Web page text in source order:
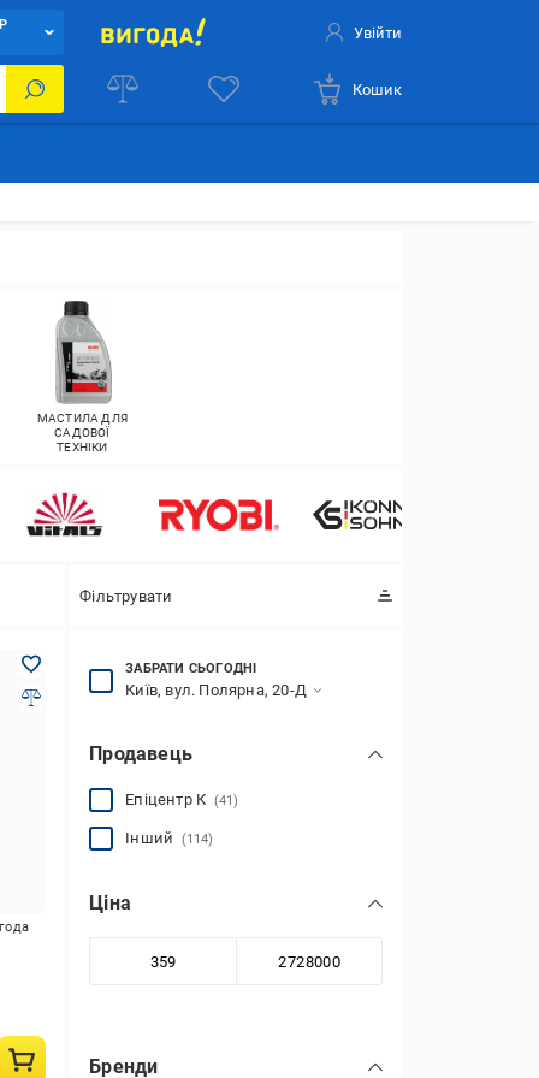
Увійти
Кошик
МАСТИЛА ДЛЯ
САДОВОЇ
ТЕХНІКИ
Фільтрувати
ЗАБРАТИ СЬОГОДНІ
Київ, вул. Полярна, 20-Д
Продавець
Епіцентр К (41)
Інший (114)
Ціна
Бренди